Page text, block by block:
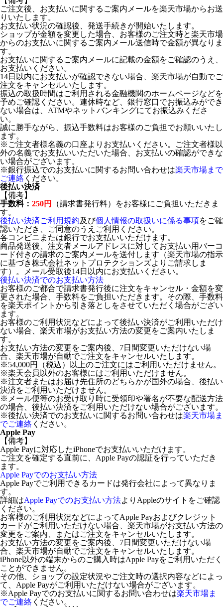
ご注文後、お支払いに関するご案内メールを楽天市場からお送
りいたします。
お支払い状況の確認後、発送手続きが開始いたします。
ショップが金額を変更した場合、お客様のご注文時と楽天市場
からのお支払いに関するご案内メール送信時で金額が異なりま
す。
お支払いに関するご案内メールに記載の金額をご確認のうえ、
お支払いください。
14日以内にお支払いが確認できない場合、楽天市場が自動でご
注文をキャンセルいたします。
振込の取扱時間はご利用される金融機関のホームページなどを
予めご確認ください。連休時など、銀行窓口でお振込みができ
ない場合は、ATMやネットバンキングにてお振込みくださ
い。
誠に勝手ながら、振込手数料はお客様のご負担でお願いいたし
ます。
※ご注文者様名義の口座よりお支払いください。ご注文者様以
外の名義でお支払いいただいた場合、お支払いの確認ができな
い場合がございます。
※銀行振込でのお支払いに関するお問い合わせは楽天市場まで
ご連絡 ください。
後払い決済
【備考】
手数料： 250円
（請求書発行料）をお客様にご負担いただきま
す。
後払い決済ご利用規約及び個人情報の取扱いに係る事項をご確
認いただき、ご同意のうえご利用ください。
各コンビニまたは銀行でお支払いいただけます。
商品発送後、注文者メールアドレスに対してお支払い用バーコ
ード付きの請求のご案内メールを送付します（楽天市場の指示
に基づき株式会社ネットプロテクションズよりご請求しま
す）。メール受取後14日以内にお支払いください。
後払い決済でのお支払い方法
お客様のご都合で請求書発行後に注文をキャンセル・金額を変
更された場合、手数料をご負担いただきます。その際、手数料
を楽天ポイントから引き落としをさせていただく場合がござい
ます。
お客様のご利用状況などによって後払い決済がご利用いただけ
ない場合、楽天市場がお支払い方法の変更をご案内いたしま
す。
お支払い方法の変更をご案内後、7日間変更いただけない場
合、楽天市場が自動でご注文をキャンセルいたします。
※54,000円（税込）以上のご注文にはご利用いただけません。
※楽天会員以外のお客様にはご利用いただけません。
※注文者またはお届け先住所のどちらかが国外の場合、後払い
決済をご利用いただけません。
※メール便等のお受け取り時に受領印や署名が不要な配送方法
の場合、後払い決済をご利用いただけない場合がございます。
※後払い決済でのお支払いに関するお問い合わせは楽天市場ま
でご連絡 ください。
Apple Pay
【備考】
Apple Payに対応したiPhoneでお支払いいただけます。
ご注文を確定する直前に、Apple Payの認証を行っていただき
ます。
Apple Payでのお支払い方法
Apple Payでご利用できるカードは発行会社によって異なりま
す。
詳細はApple Payでのお支払い方法よりAppleのサイトをご確認
ください。
お客様のご利用状況などによってApple Payおよびクレジット
カードがご利用いただけない場合、楽天市場がお支払い方法の
変更をご案内、またはご注文をキャンセルいたします。
お支払い方法の変更をご案内後、7日間変更いただけない場
合、楽天市場が自動でご注文をキャンセルいたします。
iPhone以外の端末からのご購入時はApple Payをご利用いただく
ことができません。
その他、ショップの設定状況やご注文時の選択内容などによっ
て、Apple Payがご利用いただけない場合がございます。
※Apple Payでのお支払いに関するお問い合わせは楽天市場ま
でご連絡 ください。